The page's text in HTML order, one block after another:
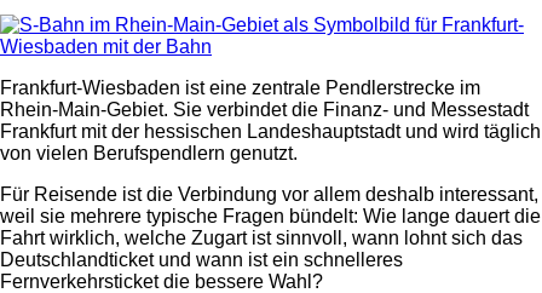
Frankfurt-Wiesbaden ist eine zentrale Pendlerstrecke im
Rhein-Main-Gebiet. Sie verbindet die Finanz- und Messestadt
Frankfurt mit der hessischen Landeshauptstadt und wird täglich
von vielen Berufspendlern genutzt.
Für Reisende ist die Verbindung vor allem deshalb interessant,
weil sie mehrere typische Fragen bündelt: Wie lange dauert die
Fahrt wirklich, welche Zugart ist sinnvoll, wann lohnt sich das
Deutschlandticket und wann ist ein schnelleres
Fernverkehrsticket die bessere Wahl?